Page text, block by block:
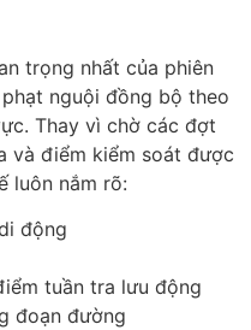
trọng nhất của phiên
nguội đồng bộ theo
. Thay vì chờ các đợt
và điểm kiểm soát được
luôn nắm rõ:
động
tuần tra lưu động
đoạn đường